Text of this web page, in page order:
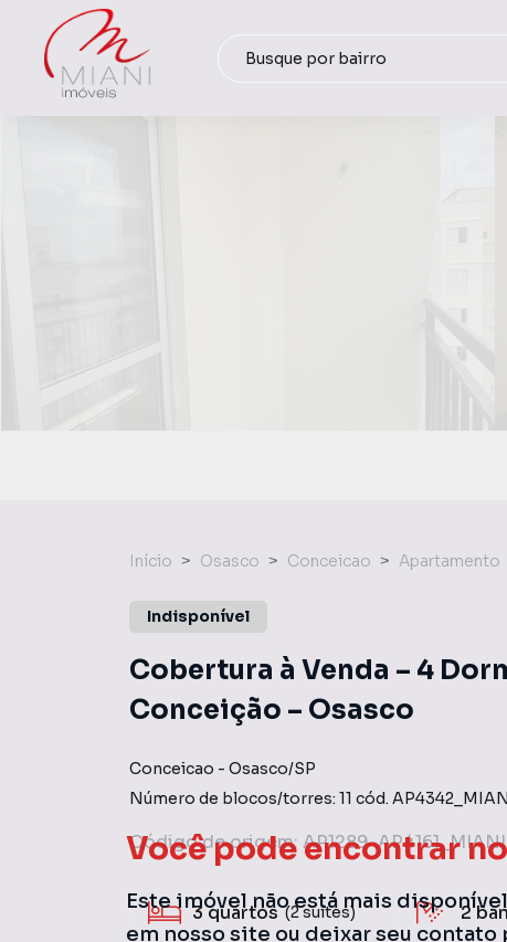
Você pode encontrar
Este imóvel não está mais
em nosso site ou deixar seu
Início Osasco Conceicao Apartamento
Indisponível
Cobertura à Venda – 4
Conceição – Osasco
Conceicao - Osasco/SP
Número de blocos/torres: 11 cód.
Código de origem: AP1289-AP4161_MIANI
3 quartos (2 suítes) 2